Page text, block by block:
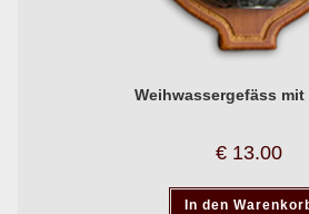
Weihwassergefäss mit
€ 13.00
In den